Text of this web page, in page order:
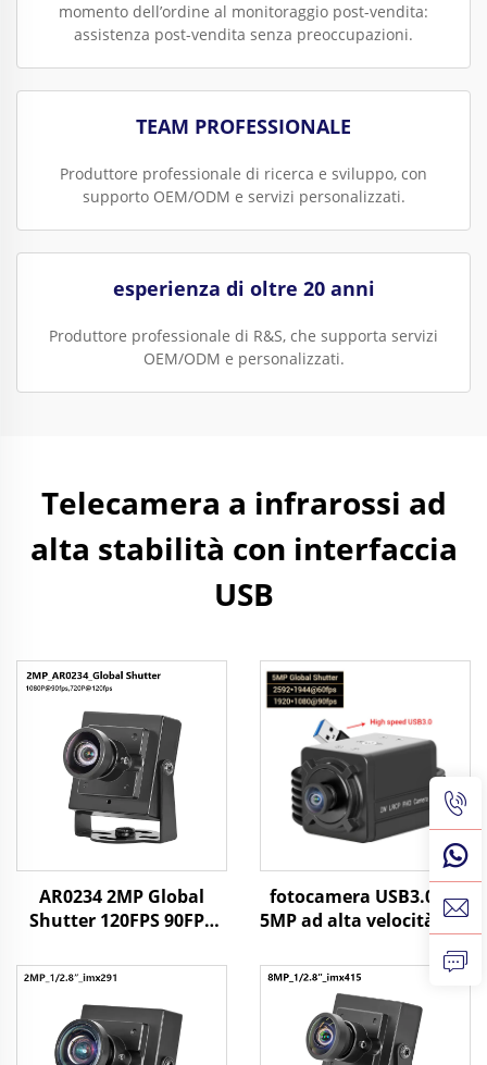
momento dell’ordine al monitoraggio post-vendita:
assistenza post-vendita senza preoccupazioni.
TEAM PROFESSIONALE
Produttore professionale di ricerca e sviluppo, con
supporto OEM/ODM e servizi personalizzati.
esperienza di oltre 20 anni
Produttore professionale di R&S, che supporta servizi
OEM/ODM e personalizzati.
Telecamera a infrarossi ad
alta stabilità con interfaccia
USB
AR0234 2MP Global
Shutter 120FPS 90FPS
UVC Riconoscimento
Fotocamera Industriale
fotocamera USB3.0 da
5MP ad alta velocità con
60fps e 90fps, angolo
ampio senza
distorsione, 1080P HD
per PC